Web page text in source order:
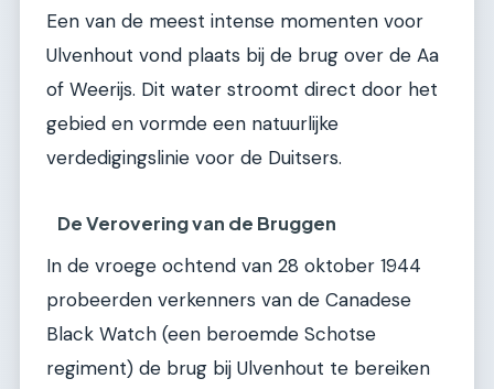
Een van de meest intense momenten voor
Ulvenhout vond plaats bij de brug over de Aa
of Weerijs. Dit water stroomt direct door het
gebied en vormde een natuurlijke
verdedigingslinie voor de Duitsers.
De Verovering van de Bruggen
In de vroege ochtend van 28 oktober 1944
probeerden verkenners van de Canadese
Black Watch (een beroemde Schotse
regiment) de brug bij Ulvenhout te bereiken